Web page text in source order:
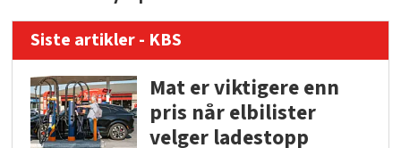
Siste artikler - KBS
Mat er viktigere enn
pris når elbilister
velger ladestopp